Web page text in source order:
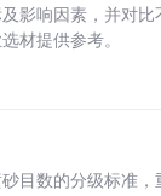
影响因素，并对比
材提供参考。
目数的分级标准，